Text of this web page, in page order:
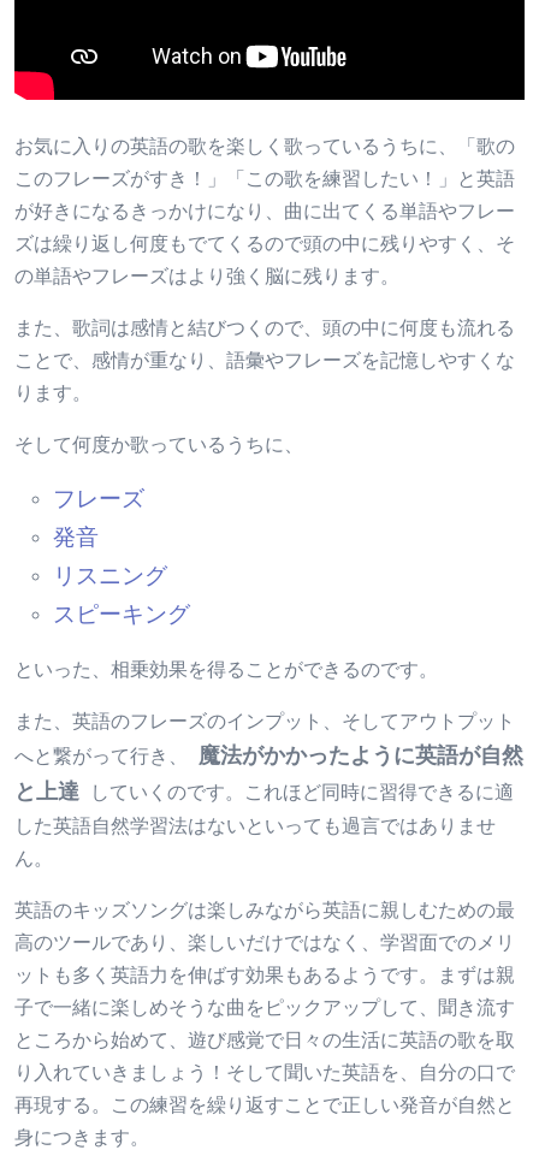
お気に入りの英語の歌を楽しく歌っているうちに、「歌の
このフレーズがすき！」「この歌を練習したい！」と英語
が好きになるきっかけになり、曲に出てくる単語やフレー
ズは繰り返し何度もでてくるので頭の中に残りやすく、そ
の単語やフレーズはより強く脳に残ります。
また、歌詞は感情と結びつくので、頭の中に何度も流れる
ことで、感情が重なり、語彙やフレーズを記憶しやすくな
ります。
そして何度か歌っているうちに、
フレーズ
発音
リスニング
スピーキング
といった、相乗効果を得ることができるのです。
また、英語のフレーズのインプット、そしてアウトプット
へと繋がって行き、
魔法がかかったように英語が自然
と上達
していくのです。これほど同時に習得できるに適
した英語自然学習法はないといっても過言ではありませ
ん。
英語のキッズソングは楽しみながら英語に親しむための最
高のツールであり、楽しいだけではなく、学習面でのメリ
ットも多く英語力を伸ばす効果もあるようです。まずは親
子で一緒に楽しめそうな曲をピックアップして、聞き流す
ところから始めて、遊び感覚で日々の生活に英語の歌を取
り入れていきましょう！そして聞いた英語を、自分の口で
再現する。この練習を繰り返すことで正しい発音が自然と
身につきます。